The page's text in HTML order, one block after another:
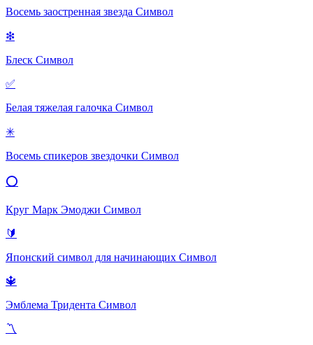
Восемь заостренная звезда Символ
❇
Блеск Символ
✅
Белая тяжелая галочка Символ
✳
Восемь спикеров звездочки Символ
⭕
Круг Марк Эмоджи Символ
🔰
Японский символ для начинающих Символ
🔱
Эмблема Тридента Символ
〽